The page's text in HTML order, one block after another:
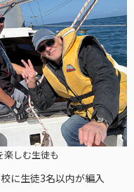
楽しむ生徒も
に生徒3名以内が編入